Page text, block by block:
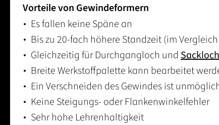
Vorteile von Gewindeformern
Es fallen keine Späne an
Bis zu 20-fach höhere Standzeit (im
Gleichzeitig für Durchgangloch und Sackloch
Breite Werkstoffpalette kann bearbeitet
Ein Verschneiden des Gewindes ist
Keine Steigungs- oder Flankenwinkelfehler
Sehr hohe Lehrenhaltigkeit